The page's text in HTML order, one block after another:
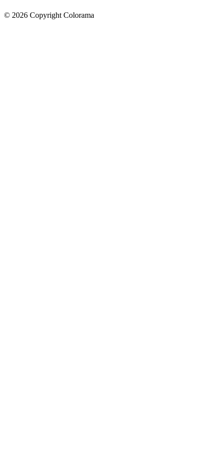
© 2026 Copyright Colorama